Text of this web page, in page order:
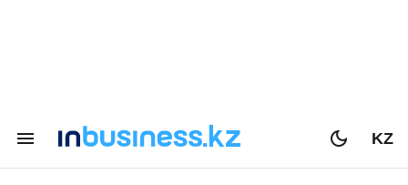
KZ